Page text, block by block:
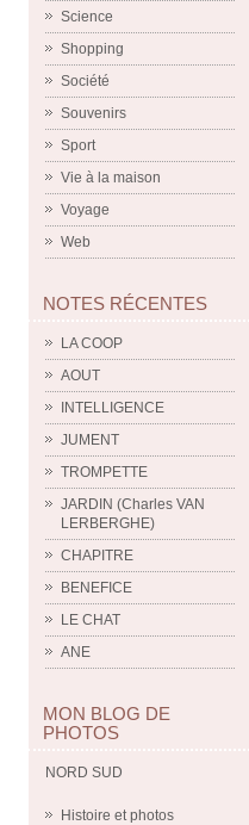
Science
Shopping
Société
Souvenirs
Sport
Vie à la maison
Voyage
Web
NOTES RÉCENTES
LA COOP
AOUT
INTELLIGENCE
JUMENT
TROMPETTE
JARDIN (Charles VAN
LERBERGHE)
CHAPITRE
BENEFICE
LE CHAT
ANE
MON BLOG DE
PHOTOS
NORD SUD
Histoire et photos